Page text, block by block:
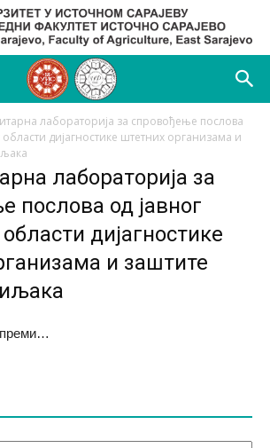
лабораторија за спровођење послова
области дијагностике штетних организама и
лабораторија за
послова од јавног
дијагностике
и заштите